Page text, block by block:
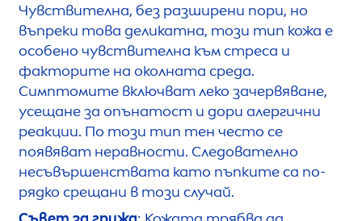
Чувствителна, без разширени пори, но
въпреки това деликатна, този тип кожа е
особено чувствителна към стреса и
факторите на околната среда.
Симптомите включват леко зачервяване,
усещане за опънатост и дори алергични
реакции. По този тип тен често се
появяват неравности. Следователно
несъвършенствата като пъпките са по-
рядко срещани в този случай.